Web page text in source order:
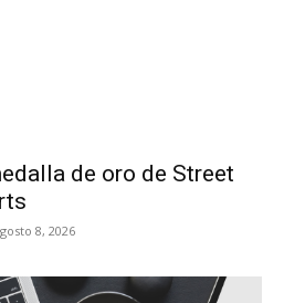
de oro de Street
8, 2026